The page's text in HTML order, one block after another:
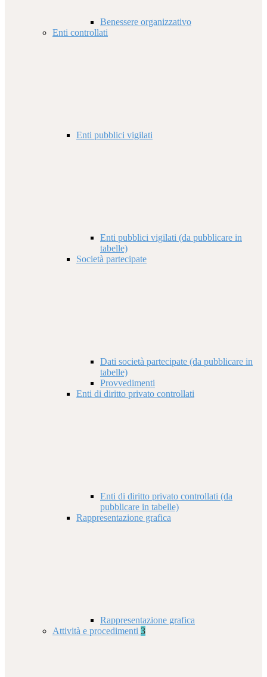
Benessere organizzativo
Enti controllati
Enti pubblici vigilati
Enti pubblici vigilati (da pubblicare in
tabelle)
Società partecipate
Dati società partecipate (da pubblicare in
tabelle)
Provvedimenti
Enti di diritto privato controllati
Enti di diritto privato controllati (da
pubblicare in tabelle)
Rappresentazione grafica
Rappresentazione grafica
Attività e procedimenti 3